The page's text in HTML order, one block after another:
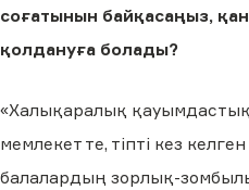
соғатынын байқасаңыз,
қолдануға болады?
«Халықаралық
мемлекет те, тіпті кез
балалардың зорлық-